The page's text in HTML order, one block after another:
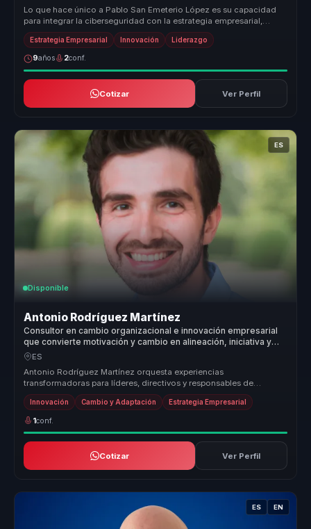
Lo que hace único a Pablo San Emeterio López es su capacidad
para integrar la ciberseguridad con la estrategia empresarial,
convirtiendo ...
Estrategia Empresarial Innovación Liderazgo
9años 2conf.
Cotizar Ver Perfil
ES
Disponible
Antonio Rodríguez Martínez
Consultor en cambio organizacional e innovación empresarial
que convierte motivación y cambio en alineación, iniciativa y
crecimiento para equipos.
ES
Antonio Rodríguez Martínez orquesta experiencias
transformadoras para líderes, directivos y responsables de
equipos, permitiéndoles dejar...
Innovación Cambio y Adaptación Estrategia Empresarial
1conf.
Cotizar Ver Perfil
ES EN